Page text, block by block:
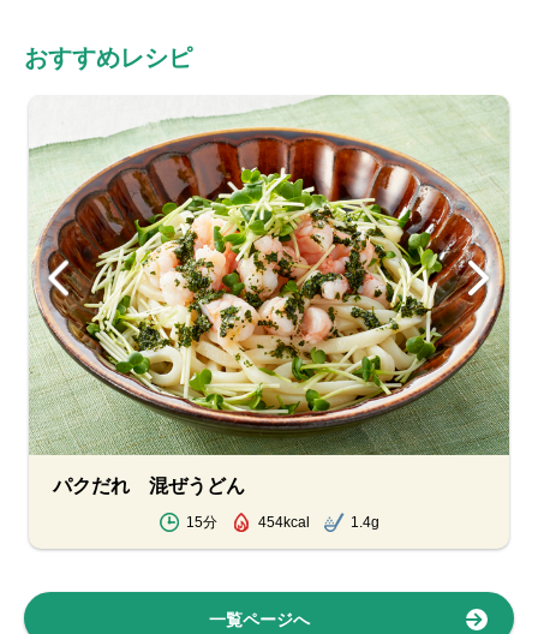
おすすめレシピ
パクだれ 混ぜうどん
15分 454kcal 1.4g
一覧ページへ